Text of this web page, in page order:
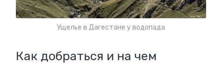
Ущелье в Дагестане у водопада
Как добраться и на чем